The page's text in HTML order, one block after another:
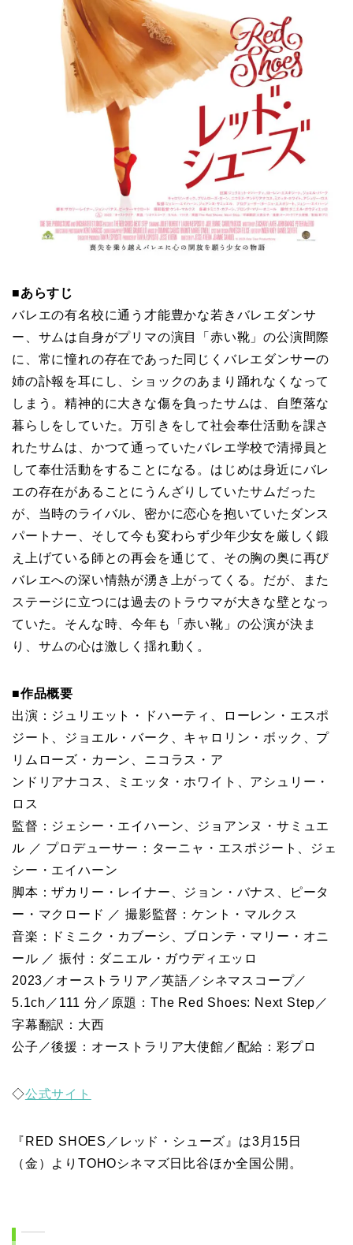
■あらすじ
バレエの有名校に通う才能豊かな若きバレエダンサ
ー、サムは自身がプリマの演目「赤い靴」の公演間際
に、常に憧れの存在であった同じくバレエダンサーの
姉の訃報を耳にし、ショックのあまり踊れなくなって
しまう。精神的に大きな傷を負ったサムは、自堕落な
暮らしをしていた。万引きをして社会奉仕活動を課さ
れたサムは、かつて通っていたバレエ学校で清掃員と
して奉仕活動をすることになる。はじめは身近にバレ
エの存在があることにうんざりしていたサムだった
が、当時のライバル、密かに恋心を抱いていたダンス
パートナー、そして今も変わらず少年少女を厳しく鍛
え上げている師との再会を通じて、その胸の奥に再び
バレエへの深い情熱が湧き上がってくる。だが、また
ステージに立つには過去のトラウマが大きな壁となっ
ていた。そんな時、今年も「赤い靴」の公演が決ま
り、サムの心は激しく揺れ動く。
■作品概要
出演：ジュリエット・ドハーティ、ローレン・エスポ
ジート、ジョエル・バーク、キャロリン・ボック、プ
リムローズ・カーン、ニコラス・ア
ンドリアナコス、ミエッタ・ホワイト、アシュリー・
ロス
監督：ジェシー・エイハーン、ジョアンヌ・サミュエ
ル ／ プロデューサー：ターニャ・エスポジート、ジェ
シー・エイハーン
脚本：ザカリー・レイナー、ジョン・バナス、ピータ
ー・マクロード ／ 撮影監督：ケント・マルクス
音楽：ドミニク・カブーシ、ブロンテ・マリー・オニ
ール ／ 振付：ダニエル・ガウディエッロ
2023／オーストラリア／英語／シネマスコープ／
5.1ch／111 分／原題：The Red Shoes: Next Step／
字幕翻訳：大西
公子／後援：オーストラリア大使館／配給：彩プロ
◇公式サイト
『RED SHOES／レッド・シューズ』は3月15日
（金）よりTOHOシネマズ日比谷ほか全国公開。